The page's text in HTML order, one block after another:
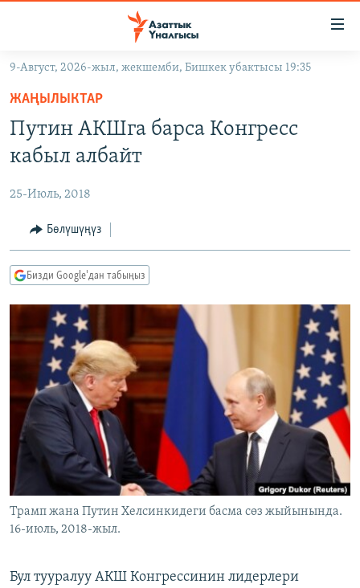
Навигацияга
өтүңүз
Издөөгө
салыңызКЫРГЫЗСТАН
ЭКОНОМИКА
МАДАНИЯТ
ДҮЙНӨ
БОРБОР АЗИЯ
АТАЙЫН ИЛИКТӨӨ
ТВ ПРОГРАММАЛАР
ЭКСПЕРТТЕР ТАЛДАЙТ
БИЗ ЖАНА ДҮЙНӨ
ДАНИСТЕ
ЭЖЕ-СИҢДИЛЕР
АЗАТТЫК+
ЫҢГАЙСЫЗ СУРООЛОР
ӨЗГӨЧӨ ПИКИР
Русский
ОНЛАЙН ШЕРИНЕ
ЭЕ/АРнун бардык сайттары
9-Август, 2026-жыл, жекшемби, Бишкек убактысы 19:35
ЖАҢЫЛЫКТАР
Путин АКШга барса Конгресс
кабыл албайт
25-Июль, 2018
Бөлүшүңүз
Бизди Google'дан табыңыз
Трамп жана Путин Хелсинкидеги басма сөз жыйынында.
16-июль, 2018-жыл.
Бул тууралуу АКШ Конгрессинин лидерлери